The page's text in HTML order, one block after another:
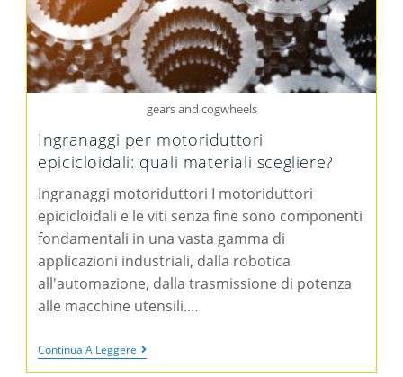
gears and cogwheels
Ingranaggi per motoriduttori
epicicloidali: quali materiali scegliere?
Ingranaggi motoriduttori I motoriduttori
epicicloidali e le viti senza fine sono componenti
fondamentali in una vasta gamma di
applicazioni industriali, dalla robotica
all'automazione, dalla trasmissione di potenza
alle macchine utensili.…
Continua A Leggere